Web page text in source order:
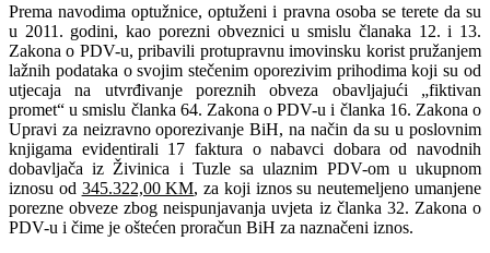
Prema navodima optužnice, optuženi i pravna osoba se terete da su
u 2011. godini, kao porezni obveznici u smislu članaka 12. i 13.
Zakona o PDV-u, pribavili protupravnu imovinsku korist pružanjem
lažnih podataka o svojim stečenim oporezivim prihodima koji su od
utjecaja na utvrđivanje poreznih obveza obavljajući „fiktivan
promet“ u smislu članka 64. Zakona o PDV-u i članka 16. Zakona o
Upravi za neizravno oporezivanje BiH, na način da su u poslovnim
knjigama evidentirali 17 faktura o nabavci dobara od navodnih
dobavljača iz Živinica i Tuzle sa ulaznim PDV-om u ukupnom
iznosu od 345.322,00 KM, za koji iznos su neutemeljeno umanjene
porezne obveze zbog neispunjavanja uvjeta iz članka 32. Zakona o
PDV-u i čime je oštećen proračun BiH za naznačeni iznos.